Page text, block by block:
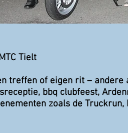
Tielt
treffen of eigen rit –
bbq clubfeest,
zoals de